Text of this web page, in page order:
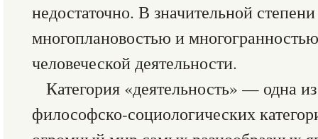
недостаточно. В значительной
многоплановостью и
человеческой деятельности.
Категория «деятельность» — одна
философско-социологических